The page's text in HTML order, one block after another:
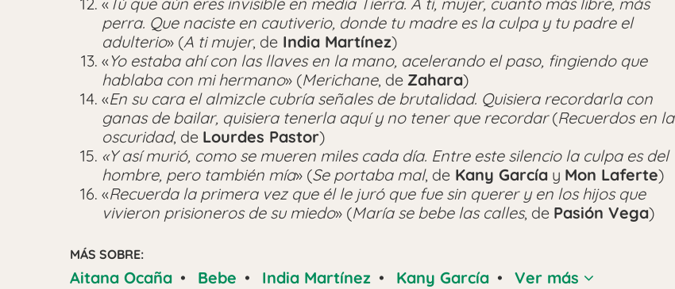
perra. Que naciste en cautiverio, donde tu madre es la culpa y tu padre el
adulterio» (A ti mujer, de India Martínez)
«Yo estaba ahí con las llaves en la mano, acelerando el paso, fingiendo que
hablaba con mi hermano» (Merichane, de Zahara)
«En su cara el almizcle cubría señales de brutalidad. Quisiera recordarla con
ganas de bailar, quisiera tenerla aquí y no tener que recordar(Recuerdos en la
oscuridad, de Lourdes Pastor)
«Y así murió, como se mueren miles cada día. Entre este silencio la culpa es del
hombre, pero también mía» (Se portaba mal, de Kany García y Mon Laferte)
«Recuerda la primera vez que él le juró que fue sin querer y en los hijos que
vivieron prisioneros de su miedo» (María se bebe las calles, de Pasión Vega)
MÁS SOBRE:
Aitana Ocaña • Bebe • India Martínez • Kany García • Ver más